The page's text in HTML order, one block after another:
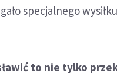
specjalnego
to nie tylko